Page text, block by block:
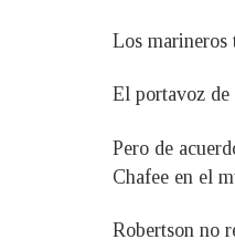
Los marineros
El portavoz de
Pero de
Chafee en el
Robertson no